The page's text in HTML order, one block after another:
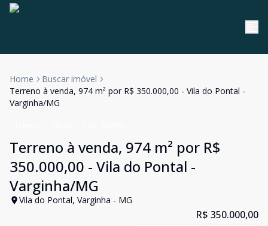
Home
Buscar imóvel
Terreno à venda, 974 m² por R$ 350.000,00 - Vila do Pontal -
Varginha/MG
Terreno à venda, 974 m² por R$
350.000,00 - Vila do Pontal -
Varginha/MG
Vila do Pontal, Varginha - MG
R$ 350.000,00